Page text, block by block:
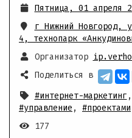
Пятница, 01 апреля
г Нижний Новгород,
4 , технопарк
Организатор
Поделиться в
#интернет-маркетинг ,
#управление , #проектами
177